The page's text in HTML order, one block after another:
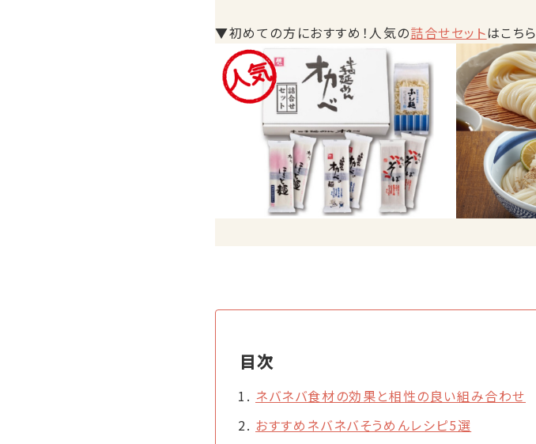
▼初めての方におすすめ！人気の詰合せセットはこちら
目次
ネバネバ食材の効果と相性の良い組み合わせ
おすすめネバネバそうめんレシピ5選